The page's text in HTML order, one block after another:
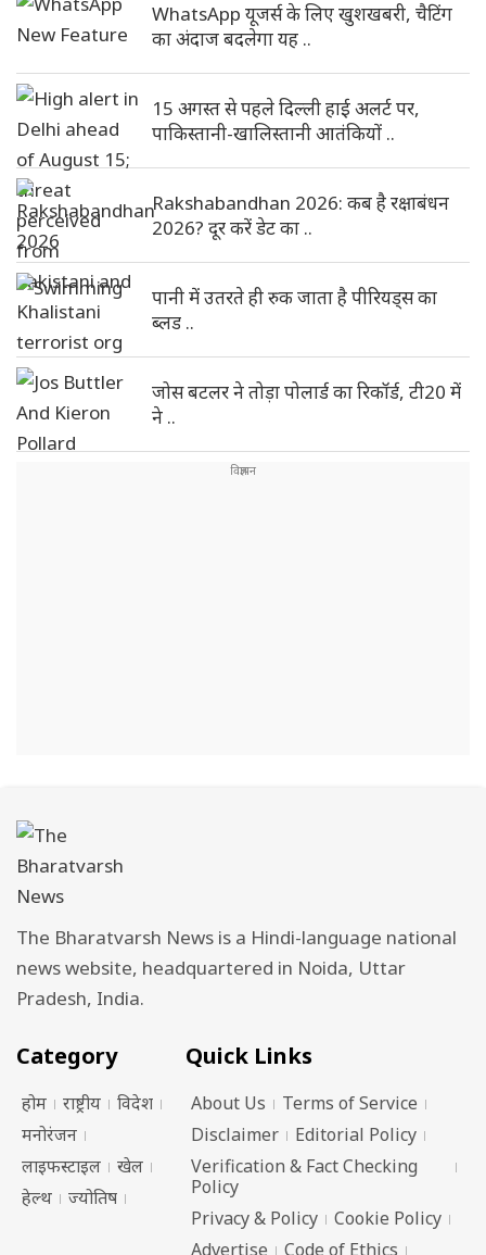
WhatsApp यूजर्स के लिए खुशखबरी, चैटिंग
का अंदाज बदलेगा यह ..
15 अगस्त से पहले दिल्ली हाई अलर्ट पर,
पाकिस्तानी-खालिस्तानी आतंकियों ..
Rakshabandhan 2026: कब है रक्षाबंधन
2026? दूर करें डेट का ..
पानी में उतरते ही रुक जाता है पीरियड्स का
ब्लड ..
जोस बटलर ने तोड़ा पोलार्ड का रिकॉर्ड, टी20 में
ने ..
The Bharatvarsh News is a Hindi-language national
news website, headquartered in Noida, Uttar
Pradesh, India.
Category
होम राष्ट्रीय
विदेश
मनोरंजन
लाइफस्टाइल
खेल
हेल्थ
ज्योतिष
Quick Links
About Us
Terms of Service
Disclaimer
Editorial Policy
Verification & Fact Checking
Policy
Privacy & Policy
Cookie Policy
Advertise
Code of Ethics